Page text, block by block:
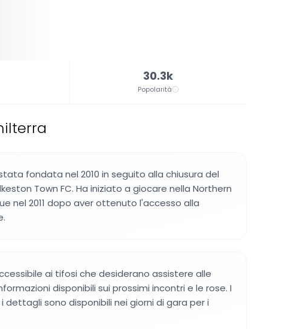
30.3k
Popolarità
fondata nel 2010 in seguito alla chiusura del
Town FC. Ha iniziato a giocare nella Northern
nel 2011 dopo aver ottenuto l'accesso alla
ai tifosi che desiderano assistere alle
disponibili sui prossimi incontri e le rose. I
dettagli sono disponibili nei giorni di gara per i